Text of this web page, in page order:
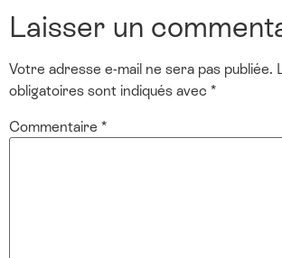
Laisser un
Votre adresse e-mail ne sera pas publiée.
obligatoires sont indiqués avec *
Commentaire *